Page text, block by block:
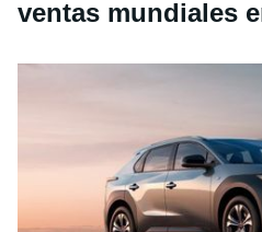
ventas mundiales